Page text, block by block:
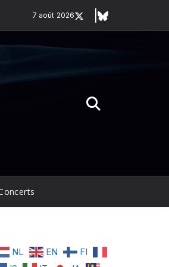
7 août 2026
NL EN
FI